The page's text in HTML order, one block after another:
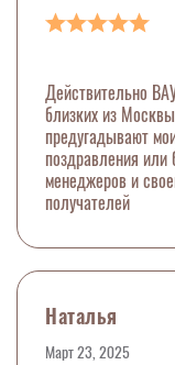
Действительно
близких из
предугадывают
поздравления или
менеджеров и
получателей
Наталья
Март 23, 2025